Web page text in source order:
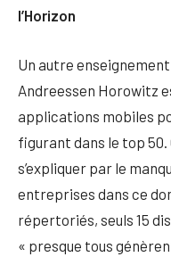
l’Horizon
Un autre
Andreessen Horowitz
applications mobiles
figurant dans le top
s’expliquer par le
entreprises dans ce
répertoriés, seuls 15
« presque tous